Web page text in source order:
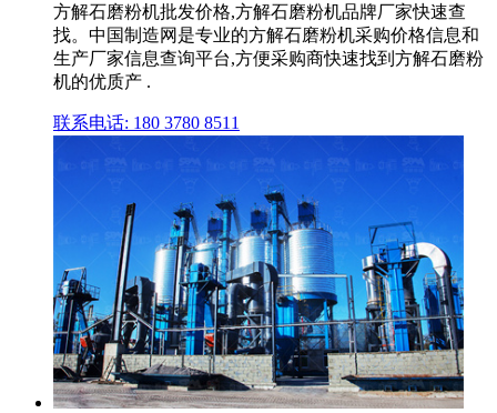
方解石磨粉机批发价格,方解石磨粉机品牌厂家快速查
找。中国制造网是专业的方解石磨粉机采购价格信息和
生产厂家信息查询平台,方便采购商快速找到方解石磨粉
机的优质产 .
联系电话: 180 3780 8511